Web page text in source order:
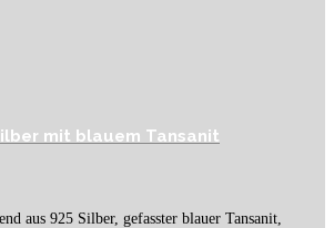
mit blauem Tansanit
aus 925 Silber, gefasster blauer Tansanit,